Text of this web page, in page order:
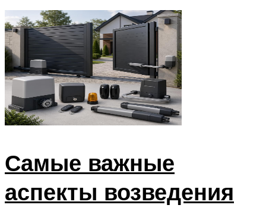
Самые важные
аспекты возведения